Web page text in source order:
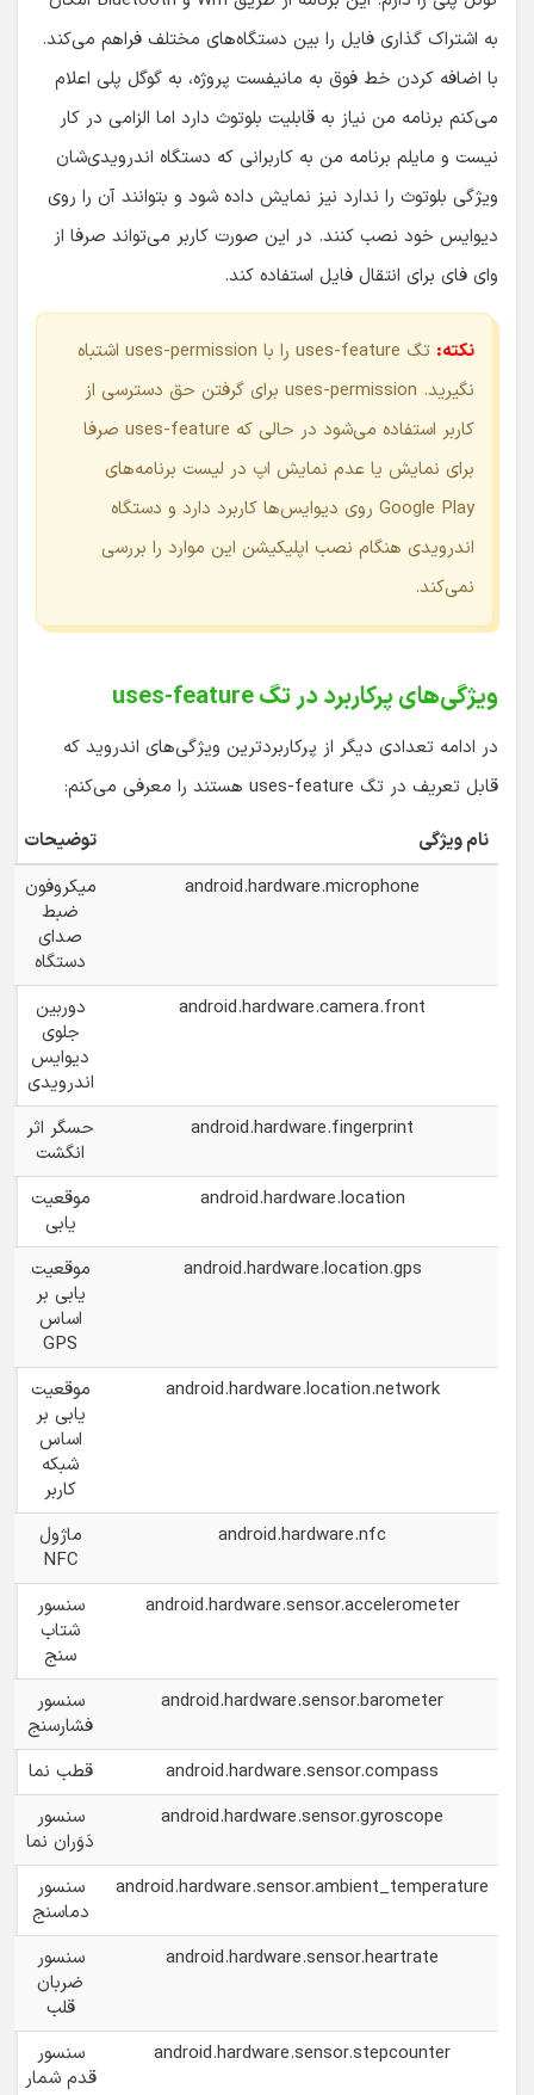
به اشتراک گذاری فایل را بین دستگاه‌های مختلف فراهم می‌کند.
با اضافه کردن خط فوق به مانیفست پروژه، به گوگل پلی اعلام
می‌کنم برنامه من نیاز به قابلیت بلوتوث دارد اما الزامی در کار
نیست و مایلم برنامه من به کاربرانی که دستگاه اندرویدی‌شان
ویژگی بلوتوث را ندارد نیز نمایش داده شود و بتوانند آن را روی
دیوایس خود نصب کنند. در این صورت کاربر می‌تواند صرفا از
وای فای برای انتقال فایل استفاده کند.
نکته:
تگ uses-feature را با uses-permission اشتباه
نگیرید. uses-permission برای گرفتن حق دسترسی از
کاربر استفاده می‌شود در حالی که uses-feature صرفا
برای نمایش یا عدم نمایش اپ در لیست برنامه‌های
Google Play روی دیوایس‌ها کاربرد دارد و دستگاه
اندرویدی هنگام نصب اپلیکیشن این موارد را بررسی
نمی‌کند.
ویژگی‌های پرکاربرد در تگ uses-feature
در ادامه تعدادی دیگر از پرکاربردترین ویژگی‌های اندروید که
قابل تعریف در تگ uses-feature هستند را معرفی می‌کنم:
نام ویژگی
توضیحات
android.hardware.microphone
میکروفون
ضبط
صدای
دستگاه
android.hardware.camera.front
دوربین
جلوی
دیوایس
اندرویدی
android.hardware.fingerprint
حسگر اثر
انگشت
android.hardware.location
موقعیت
یابی
android.hardware.location.gps
موقعیت
یابی بر
اساس
GPS
android.hardware.location.network
موقعیت
یابی بر
اساس
شبکه
کاربر
android.hardware.nfc
ماژول
NFC
android.hardware.sensor.accelerometer
سنسور
شتاب
سنج
android.hardware.sensor.barometer
سنسور
فشارسنج
android.hardware.sensor.compass
قطب نما
android.hardware.sensor.gyroscope
سنسور
دَوَران نما
android.hardware.sensor.ambient_temperature
سنسور
دماسنج
android.hardware.sensor.heartrate
سنسور
ضربان
قلب
android.hardware.sensor.stepcounter
سنسور
قدم شمار